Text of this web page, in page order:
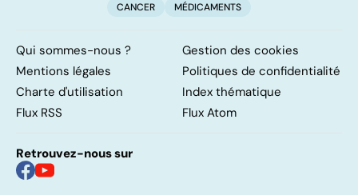
CANCER
MÉDICAMENTS
Qui sommes-nous ?
Gestion des cookies
Mentions légales
Politiques de confidentialité
Charte d'utilisation
Index thématique
Flux RSS
Flux Atom
Retrouvez-nous sur